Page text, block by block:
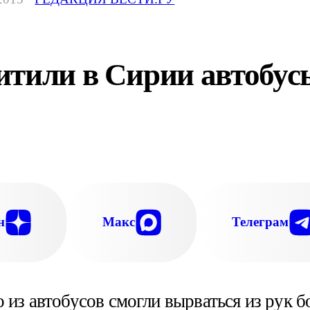
в Сирии
Макс Телеграм
автобусов смогли вырваться из рук